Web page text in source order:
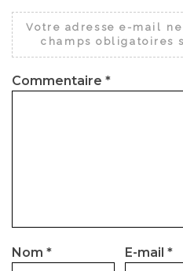
Votre adresse e-mail
champs obligatoires
Commentaire *
Nom * E-mail *